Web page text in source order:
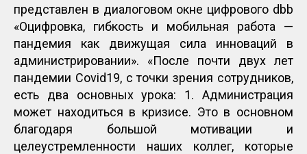
представлен в диалоговом окне цифрового dbb
«Оцифровка, гибкость и мобильная работа —
пандемия как движущая сила инноваций в
администрировании». «После почти двух лет
пандемии Covid19, с точки зрения сотрудников,
есть два основных урока: 1. Администрация
может находиться в кризисе. Это в основном
благодаря большой мотивации и
целеустремленности наших коллег, которые